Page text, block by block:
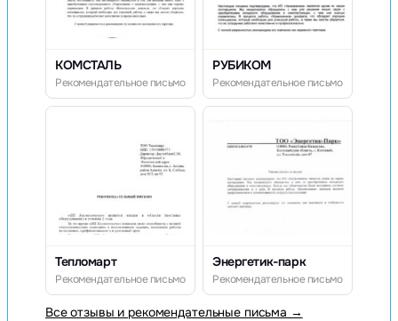
КОМСТАЛЬ
Рекомендательное письмо
РУБИКОМ
Рекомендательное письмо
Тепломарт
Рекомендательное письмо
Энергетик-парк
Рекомендательное письмо
Все отзывы и рекомендательные письма →